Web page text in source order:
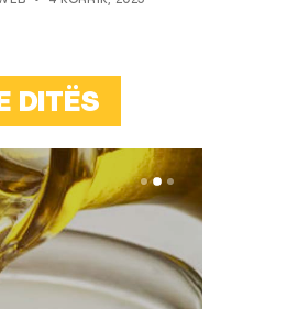
DITËS